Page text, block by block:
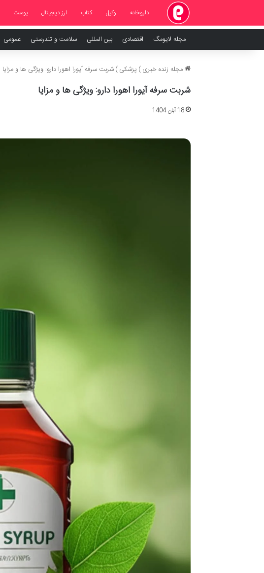
داروخانه وکیل کتاب ارز دیجیتال پوست
مجله لایومگ اقتصادی بین المللی سلامت و تندرستی عمومی
مجله زنده خبری ) پزشکی ) شربت سرفه آیورا اهورا دارو: ویژگی ها و مزایا
شربت سرفه آیورا اهورا دارو: ویژگی ها و مزایا
18 آبان 1404